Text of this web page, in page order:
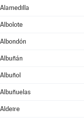
Alamedilla
Albolote
Albondón
Albuñán
Albuñol
Albuñuelas
Aldeire